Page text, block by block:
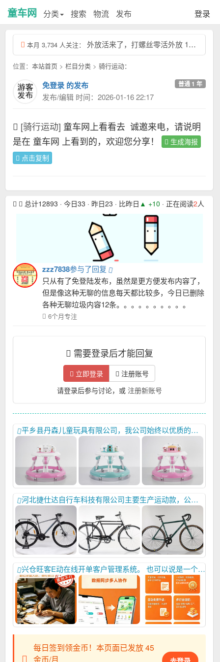
童车网 分类 搜索 物流 发布 登录
本月 3,734 人关注： 外放活来了，打螺丝零活外放 13463931，回复本条信息，查看联系方式...
位置： 本站首页 > 栏目分类 > 骑行运动：
免登录 的发布 普通 1 年
发布/编辑 时间：2026-01-16 22:17
[骑行运动] 童车网上看看去 诚邀来电，请说明
是在 童车网 上看到的，欢迎您分享！
生成海报
点击复制
总计12893 · 今日33 · 昨日23 · 比昨日 ▲ +10 · 正在阅读2人 ·
zzz7838参与了回复
只从有了免登陆发布，虽然是更方便发布内容了，
但是像这种无聊的信息每天都比较多，今日已删除
各种无聊垃圾内容12条。。。。。。。。。。
6个月专注
需要登录后才能回复
立即登录
注册账号
请登录后参与讨论，或 注册新账号
平乡县丹森儿童玩具有限公司，我公司始终以优质的产品质量和周到的售后服务，以及先进的开发能力。赢得广大国内外客户一致好评，本年刚刚开发新品上市，学步车，滑行车等等，，欢迎大家进货首先联系我们，15530926888，合作共赢。,,
河北捷仕达自行车科技有限公司主要生产运动款，公主款，女士自行车，山地车，赠品车等，另订做异型车，联系电话：15100885869，真诚与你合作。
兴仓旺客E动在线开单客户管理系统。 也可以说是一个出库软件，记账软件，也可以说是一个销货客户统计表，开单就像点餐一样，点击产品卡片就可以了，支持多人、多设备异地开单和查看（举例：手机忘带或者手机没电了，借别人的手机或电脑也能开单。还可以让客户自行开单完全解放双手！）支持添加商品、添加规格、支持自动计算货款、支持：计算新客户什么时候开始拿货的，本客户本年、本月、本日，共拿了多少钱的货，共拿了多少次货，每次拿货的时间，价格都有统计，支持记录历史价格，并使用历史价格，或使用当前最新价格，支持一客一价，一客多价、比如他要过10次货。这10次货的价格都有记录。点击加载使用任意一次的价格，加载以后。还可以继续修改价格，方便快捷。 适用于现在还在使用手写开单的，各类厂家，全国的各类批发商，各类零售商使用。 开完单以后直接点击订单的截图菜单，发给客户即可，不想截图的也可以直接点击复制订单文字，把文字复制给他，真正做到简单明了，无纸办公。客户看着也方便。显得自己公司正规高大尚！ 新增安全锁定，带密码管理。输入密码才能进入系统，这就是单独使用，若你把密码告诉几个人，这几个人就可以共同使用本系统开单，方便共同统计，比如一个人添加的产品，其他人就不用添加了，一个人开单后，所有人都会有声音提示加文字提示，新增数据备份恢复功能。本地，网络云双储存，数据永不丢失。。 初始密码admin，进入后在底部可自己修改，，， 新增功能：本月总销售额，本月开了多少次单，上个月销售额，上个月开了多少次单，上年销售额，上年开了多少次单，本年销售额，本年开了多少次单， 新增统计单客户，这个客户本月订货额，本月拿了几次货，，上个月订货额，上月拿了几次货，本年订货额，本年拿了几次货，上年订货额，上年拿了几次货。全都一目了然， 快来体验吧，先体验后使用，有需要体验的直接点击下面网址就行，或者给你个二维码也行 支持定制，你所看到的每一个中文汉字都可以按照你的要求更改。。 目前免费使用，名额有限 先到先得！有需要的联系我 或者直接点击网址随意开单试用 https://my0319.cn/kd/1/
每日签到领金币！本页面已发放 45
金币/月